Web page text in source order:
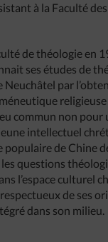
à la Faculté
de théologie en
ses études de
Neuchâtel par
religieuse
commun non pour
intellectuel
populaire de Chine
questions
l’espace culturel
de ses
dans son milieu.